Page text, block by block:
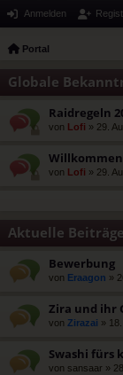
ort or
Anmelden
Portal
Globale
Raidregeln
von Lofi » 29.
von Lofi » 29.
Aktuelle Beiträge
Bewerbung
von Eraagon »
Zira und ihr
von Zirazai »
Swashi fürs
von sansaar »